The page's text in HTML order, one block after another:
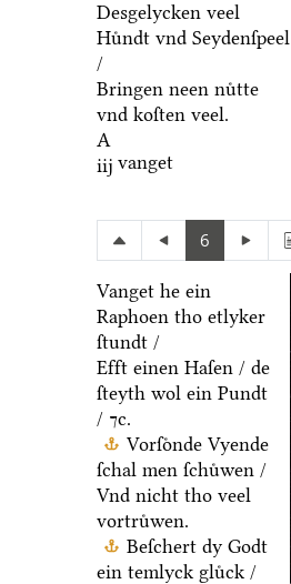
Desgelycken veel
Huͤndt vnd Seydenſpeel
/
Bringen neen nuͤtte
vnd koſten veel.
A
iij vanget
6
Vanget he ein
Raphoen tho etlyker
ſtundt /
Efft einen Haſen / de
ſteyth wol ein Pundt
/ ⁊c.
Vorſoͤnde Vyende
ſchal men ſchuͤwen /
Vnd nicht tho veel
vortruͤwen.
Beſchert dy Godt
ein temlyck gluͤck /